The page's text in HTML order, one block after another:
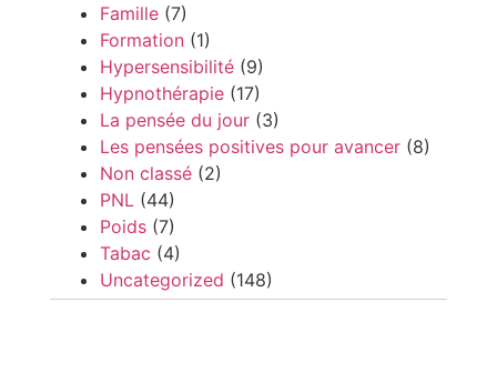
Famille (7)
Formation (1)
Hypersensibilité (9)
Hypnothérapie (17)
La pensée du jour (3)
Les pensées positives pour avancer (8)
Non classé (2)
PNL (44)
Poids (7)
Tabac (4)
Uncategorized (148)